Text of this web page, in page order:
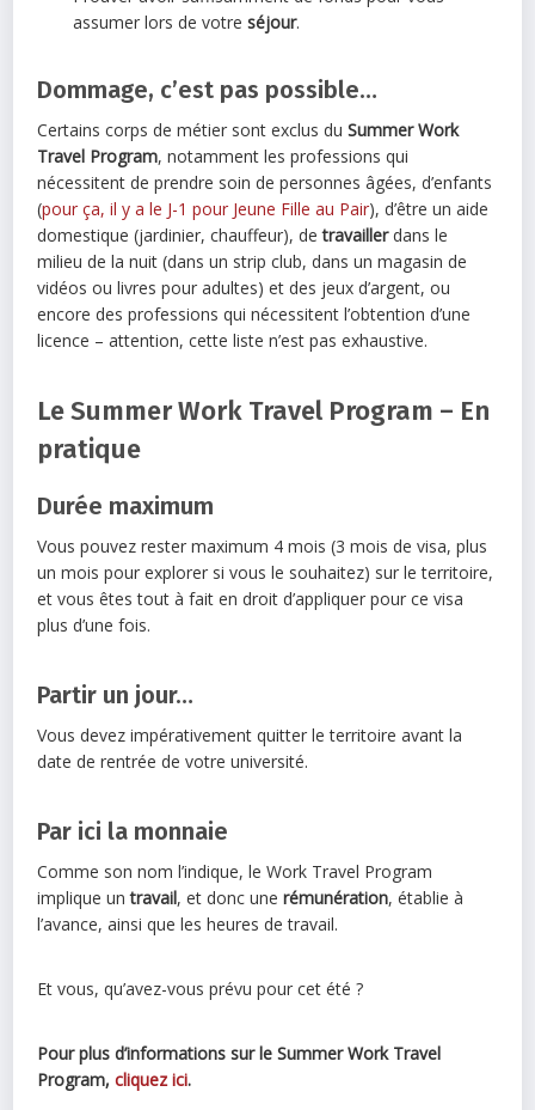
assumer lors de votreséjour.
Dommage, c’est pas possible…
Certains corps de métier sont exclus duSummer Work
Travel Program, notamment les professions qui
nécessitent de prendre soin de personnes âgées, d’enfants
(pour ça, il y a le J-1 pour Jeune Fille au Pair), d’être un aide
domestique (jardinier, chauffeur), detravaillerdans le
milieu de la nuit (dans un strip club, dans un magasin de
vidéos ou livres pour adultes) et des jeux d’argent, ou
encore des professions qui nécessitent l’obtention d’une
licence – attention, cette liste n’est pas exhaustive.
Le Summer Work Travel Program – En
pratique
Durée maximum
Vous pouvez rester maximum 4 mois (3 mois de visa, plus
un mois pour explorer si vous le souhaitez) sur le territoire,
et vous êtes tout à fait en droit d’appliquer pour ce visa
plus d’une fois.
Partir un jour…
Vous devez impérativement quitter le territoire avant la
date de rentrée de votre université.
Par ici la monnaie
Comme son nom l’indique, le Work Travel Program
implique untravail, et donc unerémunération, établie à
l’avance, ainsi que les heures de travail.
Et vous, qu’avez-vous prévu pour cet été ?
Pour plus d’informations sur le Summer Work Travel
Program,cliquez ici.